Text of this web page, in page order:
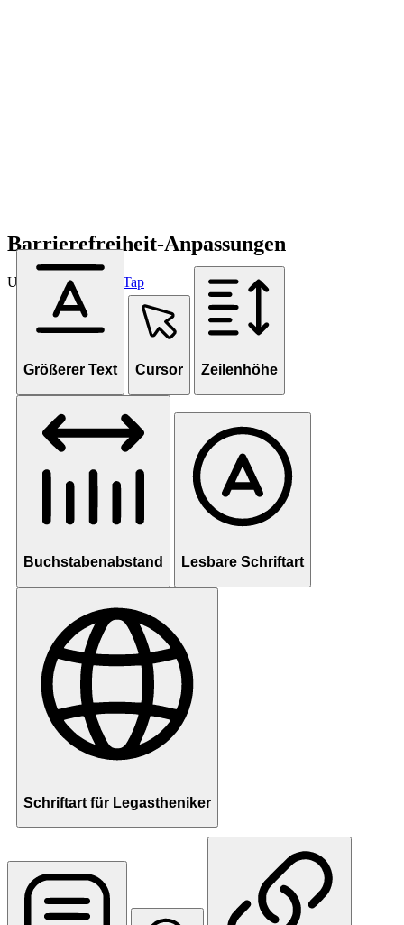
Barrierefreiheit-Anpassungen
Unterstützt von OneTap
Größerer Text Cursor Zeilenhöhe
Buchstabenabstand Lesbare Schriftart
Schriftart für Legastheniker